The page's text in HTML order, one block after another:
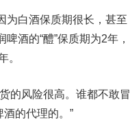
白酒保质期很长，甚至
酒的“醴”保质期为2年，
。
的风险很高。谁都不敢冒
的代理的。”